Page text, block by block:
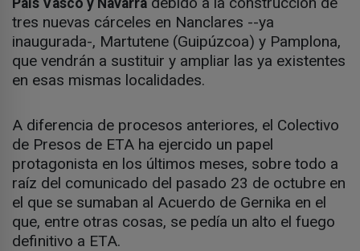
tres nuevas cárceles en Nanclares --ya
inaugurada-, Martutene (Guipúzcoa) y Pamplona,
que vendrán a sustituir y ampliar las ya existentes
en esas mismas localidades.
A diferencia de procesos anteriores, el Colectivo
de Presos de ETA ha ejercido un papel
protagonista en los últimos meses, sobre todo a
raíz del comunicado del pasado 23 de octubre en
el que se sumaban al Acuerdo de Gernika en el
que, entre otras cosas, se pedía un alto el fuego
definitivo a ETA.